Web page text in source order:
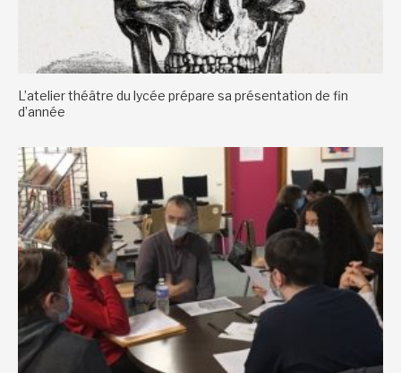
L’atelier théâtre du lycée prépare sa présentation de fin
d’année